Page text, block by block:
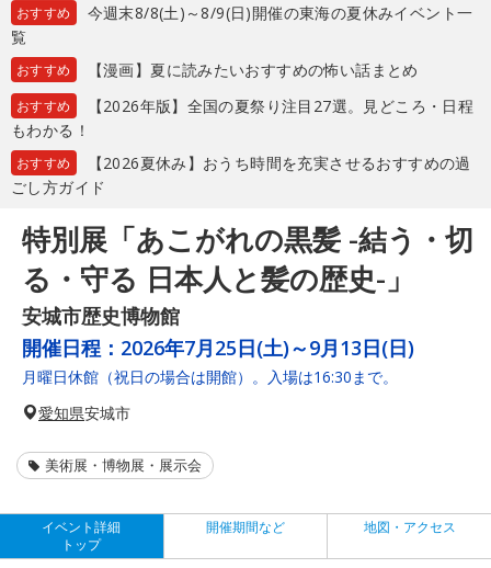
おすすめ
今週末8/8(土)～8/9(日)開催の東海の夏休みイベント一
覧
おすすめ 【漫画】夏に読みたいおすすめの怖い話まとめ
おすすめ
【2026年版】全国の夏祭り注目27選。見どころ・日程
もわかる！
おすすめ
【2026夏休み】おうち時間を充実させるおすすめの過
ごし方ガイド
特別展「あこがれの黒髪 -結う・切
る・守る 日本人と髪の歴史-」
安城市歴史博物館
開催日程： 2026年7月25日(土)～9月13日(日)
月曜日休館（祝日の場合は開館）。入場は16:30まで。
愛知県安城市
美術展・博物展・展示会
イベント詳細
トップ
開催期間など 地図・アクセス